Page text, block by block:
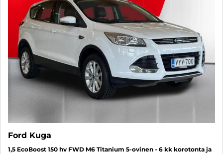
Ford Kuga
1,5 EcoBoost 150 hv FWD M6 Titanium 5-ovinen - 6 kk korotonta ja